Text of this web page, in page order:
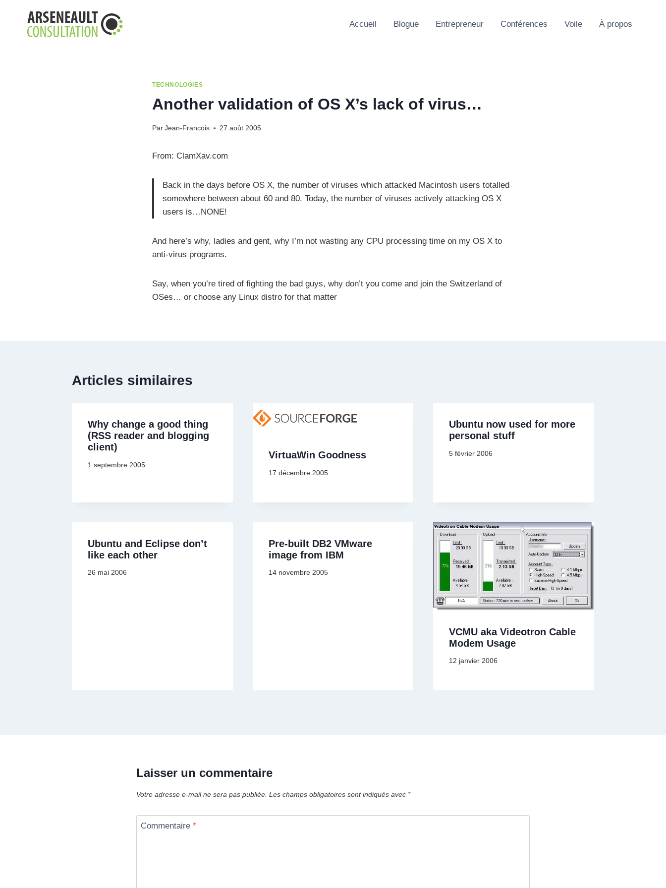
contenu
Accueil Blogue Entrepreneur Conférences Voile À propos
TECHNOLOGIES
Another validation of OS X’s lack of virus…
Par Jean-Francois 27 août 2005
From: ClamXav.com
Back in the days before OS X, the number of viruses which attacked Macintosh users totalled
somewhere between about 60 and 80. Today, the number of viruses actively attacking OS X
users is…NONE!
And here’s why, ladies and gent, why I’m not wasting any CPU processing time on my OS X to
anti-virus programs.
Say, when you’re tired of fighting the bad guys, why don’t you come and join the Switzerland of
OSes… or choose any Linux distro for that matter
Articles similaires
Why change a good thing
(RSS reader and blogging
client)
1 septembre 2005
VirtuaWin Goodness
17 décembre 2005
Ubuntu now used for more
personal stuff
5 février 2006
Ubuntu and Eclipse don’t
like each other
26 mai 2006
Pre-built DB2 VMware
image from IBM
14 novembre 2005
VCMU aka Videotron Cable
Modem Usage
12 janvier 2006
Laisser un commentaire
Votre adresse e-mail ne sera pas publiée. Les champs obligatoires sont indiqués avec *
Commentaire *